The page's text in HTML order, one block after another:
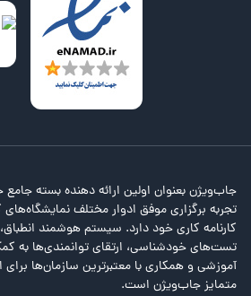
جاب‌ویژن بعنوان اولین ارائه دهنده بسته
تجربه برگزاری موفق ادوار مختلف
کارنامه کاری خود دارد. سیستم هوشمند انطباق،
تست‌های خودشناسی، ارتقای توانمندی‌ها به
آموزشی و همکاری با معتبرترین سازمان‌ها
متمایز جاب‌ویژن است.